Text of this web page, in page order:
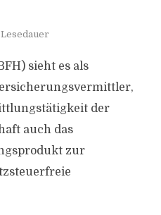
sieht es als
der
auch das
zur